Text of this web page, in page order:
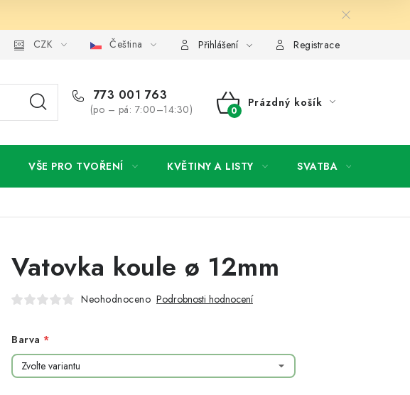
Podmínky ochrany osobních údajů Jak získat lepší ceny? Moje objednávka
CZK Čeština Přihlášení Registrace
773 001 763
(po – pá: 7:00–14:30)
NÁKUPNÍ
Prázdný košík
VŠE PRO TVOŘENÍ KVĚTINY A LISTY SVATBA
Vatovka koule ø 12mm
Neohodnoceno Podrobnosti hodnocení
Barva